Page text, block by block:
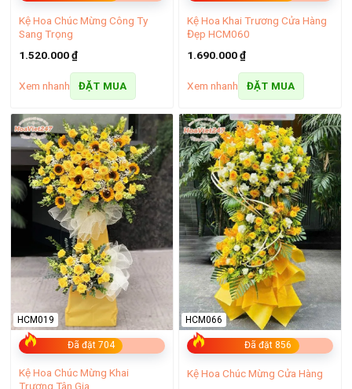
Kệ Hoa Chúc Mừng Công Ty
Sang Trọng
1.520.000₫
Xem nhanh ĐẶT MUA
Kệ Hoa Khai Trương Cửa Hàng
Đẹp HCM060
1.690.000₫
Xem nhanh ĐẶT MUA
Đã đặt 704
HCM019
Kệ Hoa Chúc Mừng Khai
Trương Tân Gia
Đã đặt 856
HCM066
Kệ Hoa Chúc Mừng Cửa Hàng